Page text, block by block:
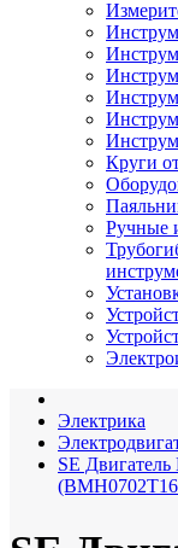
Круги
Ручные
Электрика
SE